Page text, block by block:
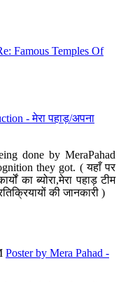
Famous Temples Of
- मेरा पहाड़/अपना
done by MeraPahad
they got. ( यहाँ पर
का ब्योरा,मेरा पहाड़ टीम
की जानकारी )
Poster by Mera Pahad -